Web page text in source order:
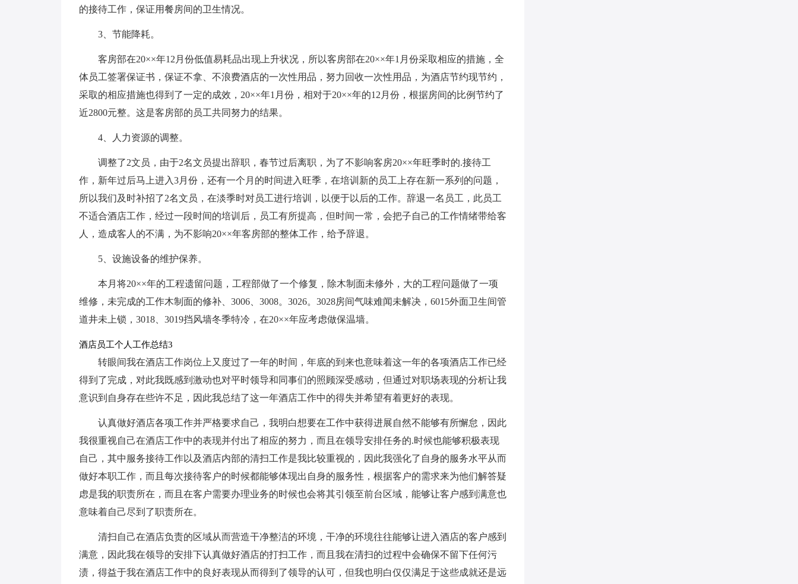
的接待工作，保证用餐房间的卫生情况。
3、节能降耗。
客房部在20××年12月份低值易耗品出现上升状况，所以客房部在20××年1月份采取相应的措施，全
体员工签署保证书，保证不拿、不浪费酒店的一次性用品，努力回收一次性用品，为酒店节约现节约，
采取的相应措施也得到了一定的成效，20××年1月份，相对于20××年的12月份，根据房间的比例节约了
近2800元整。这是客房部的员工共同努力的结果。
4、人力资源的调整。
调整了2文员，由于2名文员提出辞职，春节过后离职，为了不影响客房20××年旺季时的.接待工
作，新年过后马上进入3月份，还有一个月的时间进入旺季，在培训新的员工上存在新一系列的问题，
所以我们及时补招了2名文员，在淡季时对员工进行培训，以便于以后的工作。辞退一名员工，此员工
不适合酒店工作，经过一段时间的培训后，员工有所提高，但时间一常，会把子自己的工作情绪带给客
人，造成客人的不满，为不影响20××年客房部的整体工作，给予辞退。
5、设施设备的维护保养。
本月将20××年的工程遗留问题，工程部做了一个修复，除木制面未修外，大的工程问题做了一项
维修，未完成的工作木制面的修补、3006、3008。3026。3028房间气味难闻未解决，6015外面卫生间管
道井未上锁，3018、3019挡风墙冬季特冷，在20××年应考虑做保温墙。
酒店员工个人工作总结3
转眼间我在酒店工作岗位上又度过了一年的时间，年底的到来也意味着这一年的各项酒店工作已经
得到了完成，对此我既感到激动也对平时领导和同事们的照顾深受感动，但通过对职场表现的分析让我
意识到自身存在些许不足，因此我总结了这一年酒店工作中的得失并希望有着更好的表现。
认真做好酒店各项工作并严格要求自己，我明白想要在工作中获得进展自然不能够有所懈怠，因此
我很重视自己在酒店工作中的表现并付出了相应的努力，而且在领导安排任务的.时候也能够积极表现
自己，其中服务接待工作以及酒店内部的清扫工作是我比较重视的，因此我强化了自身的服务水平从而
做好本职工作，而且每次接待客户的时候都能够体现出自身的服务性，根据客户的需求来为他们解答疑
虑是我的职责所在，而且在客户需要办理业务的时候也会将其引领至前台区域，能够让客户感到满意也
意味着自己尽到了职责所在。
清扫自己在酒店负责的区域从而营造干净整洁的环境，干净的环境往往能够让进入酒店的客户感到
满意，因此我在领导的安排下认真做好酒店的打扫工作，而且我在清扫的过程中会确保不留下任何污
渍，得益于我在酒店工作中的良好表现从而得到了领导的认可，但我也明白仅仅满足于这些成就还是远